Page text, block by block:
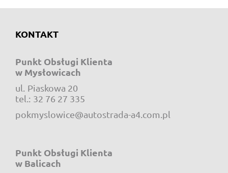
KONTAKT
Punkt Obsługi Klienta
w Mysłowicach
ul. Piaskowa 20
tel.: 32 76 27 335
pokmyslowice@autostrada-a4.com.pl
Punkt Obsługi Klienta
w Balicach